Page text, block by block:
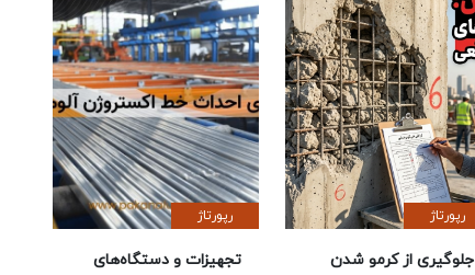
رپورتاژ
جلوگیری از کرمو شدن
رپورتاژ
تجهیزات و دستگاه‌های